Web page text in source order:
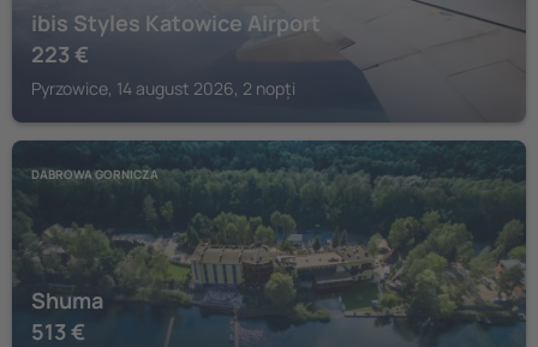
ibis Styles Katowice Airport
223 €
Pyrzowice, 14 august 2026, 2 nopți
DABROWA GORNICZA
Shuma
513€